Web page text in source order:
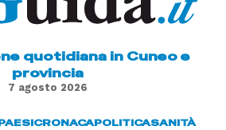
quotidiana in Cuneo e
provincia
7 agosto 2026
CRONACAPOLITICASANITÀ